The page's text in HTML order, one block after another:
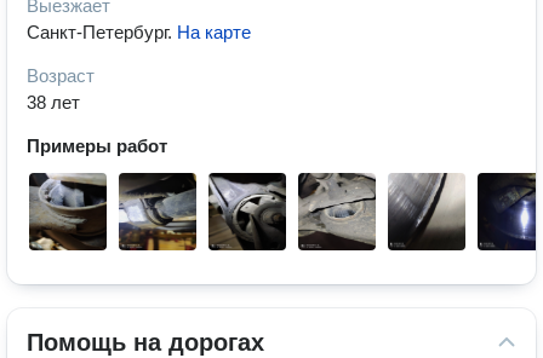
Выезжает
Санкт-Петербург. На карте
Возраст
38 лет
Примеры работ
Помощь на дорогах